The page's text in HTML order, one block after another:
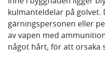
kulmanteldelar på
gärningspersonen eller
av vapen med
något hårt, för att orsaka